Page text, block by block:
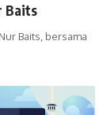
Baits
Baits, bersama